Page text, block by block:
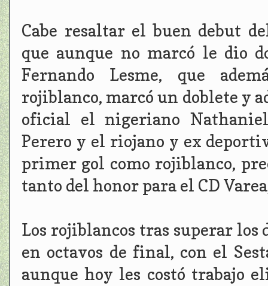
Cabe resaltar el buen debut
que aunque no marcó le dio
Fernando Lesme, que
rojiblanco, marcó un doblete y
oficial el nigeriano
Perero y el riojano y ex
primer gol como rojiblanco,
tanto del honor para el CD
Los rojiblancos tras superar
en octavos de final, con el
aunque hoy les costó trabajo